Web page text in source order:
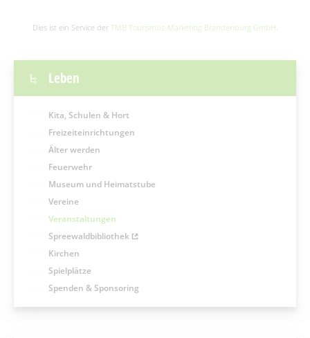
Dies ist ein Service der TMB Tourismus-Marketing Brandenburg GmbH.
Leben
Kita, Schulen & Hort
Freizeiteinrichtungen
Älter werden
Feuerwehr
Museum und Heimatstube
Vereine
Veranstaltungen
Spreewaldbibliothek
Kirchen
Spielplätze
Spenden & Sponsoring